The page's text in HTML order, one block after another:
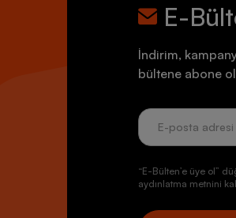
E-
İndirim,
bültene abone
“E-Bülten’e üye ol”
aydınlatma metnini